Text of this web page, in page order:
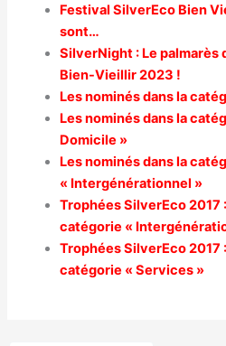
Festival SilverEco Bien
sont…
SilverNight : Le palmarès
Bien-Vieillir 2023 !
Les nominés dans la
Les nominés dans la
Domicile »
Les nominés dans la
« Intergénérationnel »
Trophées SilverEco 2017
catégorie «
Trophées SilverEco 2017
catégorie « Services »